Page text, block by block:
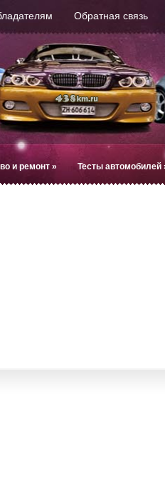
Обратная связь
и ремонт » Тесты автомобилей